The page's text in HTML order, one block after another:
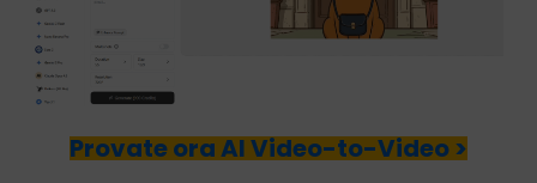
Provate ora AI Video-to-Video >